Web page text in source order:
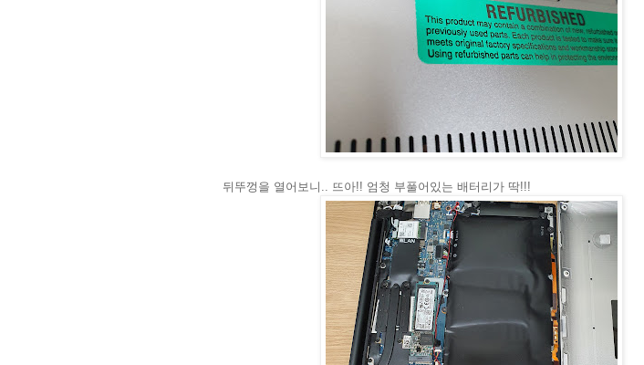
뒤뚜껑을 열어보니.. 뜨아!! 엄청 부풀어있는 배터리가 딱!!!